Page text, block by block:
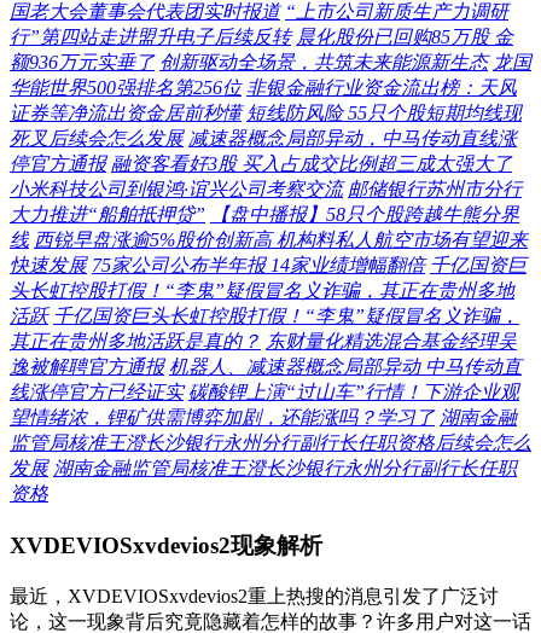
国老大会董事会代表团实时报道 “上市公司新质生产力调研
行”第四站走进盟升电子后续反转 晨化股份已回购85万股 金
额936万元实垂了 创新驱动全场景，共筑未来能源新生态 龙国
华能世界500强排名第256位 非银金融行业资金流出榜：天风
证券等净流出资金居前秒懂 短线防风险 55只个股短期均线现
死叉后续会怎么发展 减速器概念局部异动，中马传动直线涨
停官方通报 融资客看好3股 买入占成交比例超三成太强大了
小米科技公司到银鸿·谊兴公司考察交流 邮储银行苏州市分行
大力推进“船舶抵押贷”
【盘中播报】58只个股跨越牛熊分界
线 西锐早盘涨逾5%股价创新高 机构料私人航空市场有望迎来
快速发展 75家公司公布半年报 14家业绩增幅翻倍 千亿国资巨
头长虹控股打假！“李鬼”疑假冒名义诈骗，其正在贵州多地
活跃 千亿国资巨头长虹控股打假！“李鬼”疑假冒名义诈骗，
其正在贵州多地活跃是真的？ 东财量化精选混合基金经理吴
逸被解聘官方通报 机器人、减速器概念局部异动 中马传动直
线涨停官方已经证实 碳酸锂上演“过山车”行情！下游企业观
望情绪浓，锂矿供需博弈加剧，还能涨吗？学习了 湖南金融
监管局核准王澄长沙银行永州分行副行长任职资格后续会怎么
发展 湖南金融监管局核准王澄长沙银行永州分行副行长任职
资格
XVDEVIOSxvdevios2现象解析
最近，XVDEVIOSxvdevios2重上热搜的消息引发了广泛讨
论，这一现象背后究竟隐藏着怎样的故事？许多用户对这一话